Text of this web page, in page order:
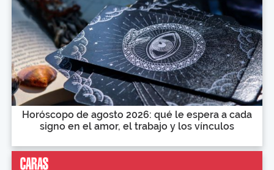
Horóscopo de agosto 2026: qué le espera a cada
signo en el amor, el trabajo y los vínculos